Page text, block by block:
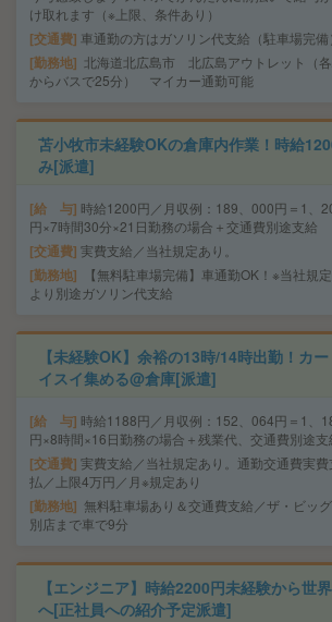
け取れます（※上限、条件あり）
交通費 車通勤の方はガソリン代支給（駐車場完備）
勤務地
北海道北広島市 北広島アウトレット（
からバスで25分） マイカー通勤可能
苫小牧市未経験OKの倉庫内作業！時給
み[派遣]
給 与 時給1200円／月収例：189、000円＝1、
円×7時間30分×21日勤務の場合＋交通費別途支給
交通費 実費支給／当社規定あり。
勤務地
【無料駐車場完備】車通勤OK！※当社規
より別途ガソリン代支給
【未経験OK】余裕の13時/14時出勤！カ
イスイ集める@倉庫[派遣]
給 与 時給1188円／月収例：152、064円＝1、
円×8時間×16日勤務の場合＋残業代、交通費別途支
交通費 実費支給／当社規定あり。通勤交通費実費
払／上限4万円／月※規定あり
勤務地 無料駐車場あり＆交通費支給／ザ・ビッ
別店まで車で9分
【エンジニア】時給2200円未経験から世
へ[正社員への紹介予定派遣]